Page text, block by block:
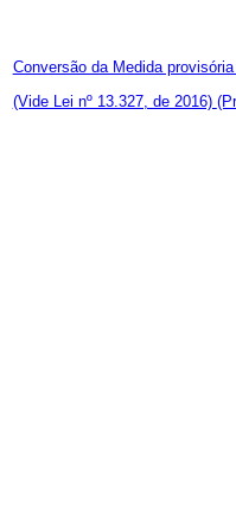
Conversão da Medida
(Vide Lei nº 13.327, de 2016)